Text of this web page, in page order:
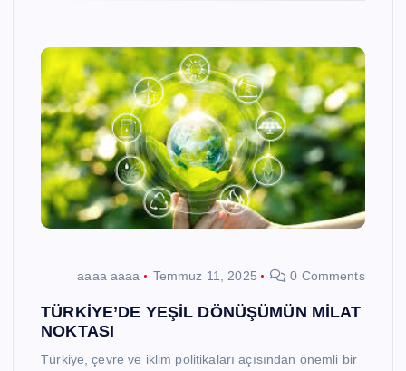
aaaa aaaa Temmuz 11, 2025 0 Comments
TÜRKİYE’DE YEŞİL DÖNÜŞÜMÜN MİLAT
NOKTASI
Türkiye, çevre ve iklim politikaları açısından önemli bir